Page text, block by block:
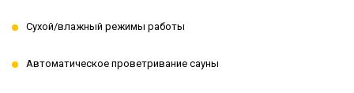
Сухой/влажный режимы работы
Автоматическое проветривание сауны